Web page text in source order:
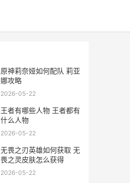
原神莉奈娅如何配队 莉亚
娜攻略
2026-05-22
王者有哪些人物 王者都有
什么人物
2026-05-22
无畏之刃英雄如何获取 无
畏之灵皮肤怎么获得
2026-05-22